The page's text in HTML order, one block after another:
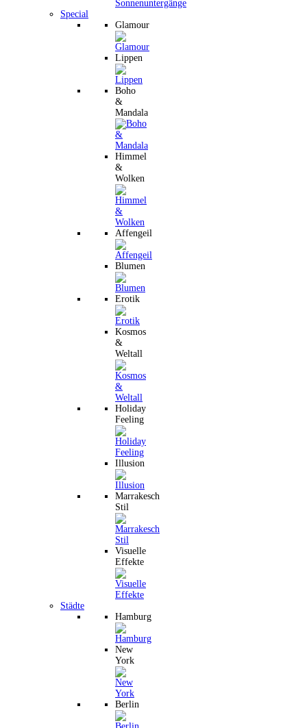
Special
Glamour
Lippen
Boho
&
Mandala
Himmel
&
Wolken
Affengeil
Blumen
Erotik
Kosmos
&
Weltall
Holiday
Feeling
Illusion
Marrakesch
Stil
Visuelle
Effekte
Städte
Hamburg
New
York
Berlin